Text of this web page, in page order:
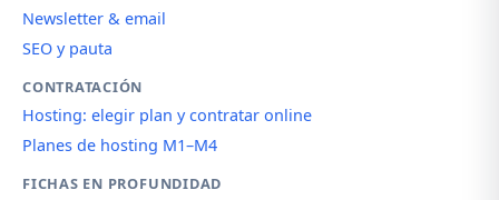
Newsletter & email
SEO y pauta
CONTRATACIÓN
Hosting: elegir plan y contratar online
Planes de hosting M1–M4
FICHAS EN PROFUNDIDAD